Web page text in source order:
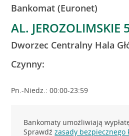
Bankomat (Euronet)
AL. JEROZOLIMSKIE
Dworzec Centralny Hala
Czynny:
Pn.-Niedz.: 00:00-23:59
Bankomaty umożliwiają
Sprawdźzasady bezpiecznego